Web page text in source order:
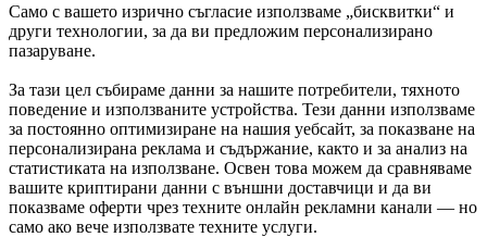
Само с вашето изрично съгласие използваме „бисквитки“ и
други технологии, за да ви предложим персонализирано
пазаруване.
За тази цел събираме данни за нашите потребители, тяхното
поведение и използваните устройства. Тези данни използваме
за постоянно оптимизиране на нашия уебсайт, за показване на
персонализирана реклама и съдържание, както и за анализ на
статистиката на използване. Освен това можем да сравняваме
вашите криптирани данни с външни доставчици и да ви
показваме оферти чрез техните онлайн рекламни канали — но
само ако вече използвате техните услуги.